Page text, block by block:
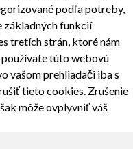
podľa potreby,
základných funkcií
tretích strán, ktoré nám
túto webovú
vašom prehliadači iba s
tieto cookies. Zrušenie
môže ovplyvniť váš